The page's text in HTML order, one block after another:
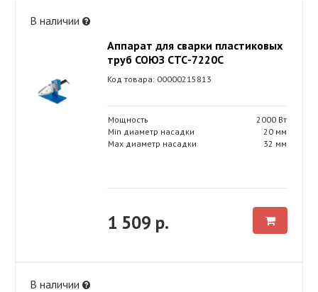
В наличии
Аппарат для сварки пластиковых
труб СОЮЗ СТС-7220С
Код товара: 00000215813
Мощность
2000 Вт
Min диаметр насадки
20 мм
Max диаметр насадки
32 мм
1 509 р.
В наличии